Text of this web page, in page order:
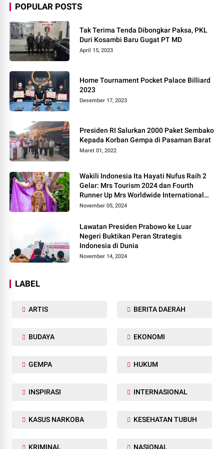
POPULAR POSTS
Tak Terima Tenda Dibongkar Paksa, PKL
Duri Kosambi Baru Gugat PT MD
April 15, 2023
Home Tournament Pocket Palace Billiard
2023
Desember 17, 2023
Presiden RI Salurkan 2000 Paket Sembako
Kepada Korban Gempa di Pasaman Barat
Maret 01, 2022
Wakili Indonesia Ita Hayati Nufus Raih 2
Gelar: Mrs Tourism 2024 dan Fourth
Runner Up Mrs Worldwide International
2024, di Pemilihan Mrs Worldwide 2024
November 05, 2024
Lawatan Presiden Prabowo ke Luar
Negeri Buktikan Peran Strategis
Indonesia di Dunia
November 14, 2024
LABEL
ARTIS BERITA DAERAH
BUDAYA EKONOMI
GEMPA HUKUM
INSPIRASI INTERNASIONAL
KASUS NARKOBA KESEHATAN TUBUH
KRIMINAL NASIONAL